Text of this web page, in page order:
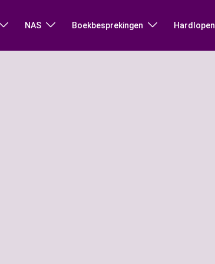
NAS Boekbesprekingen Hardlopen